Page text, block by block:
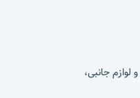
لوازم جانبی،